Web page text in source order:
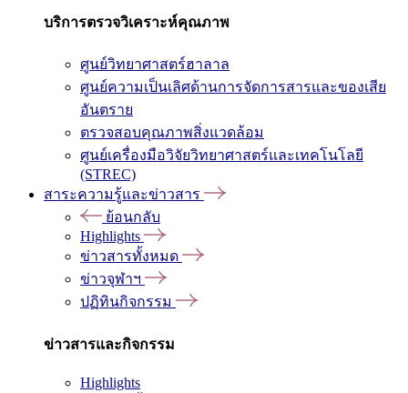
บริการตรวจวิเคราะห์คุณภาพ
ศูนย์วิทยาศาสตร์ฮาลาล
ศูนย์ความเป็นเลิศด้านการจัดการสารและของเสีย
อันตราย
ตรวจสอบคุณภาพสิ่งแวดล้อม
ศูนย์เครื่องมือวิจัยวิทยาศาสตร์และเทคโนโลยี
(STREC)
สาระความรู้และข่าวสาร
ย้อนกลับ
Highlights
ข่าวสารทั้งหมด
ข่าวจุฬาฯ
ปฏิทินกิจกรรม
ข่าวสารและกิจกรรม
Highlights